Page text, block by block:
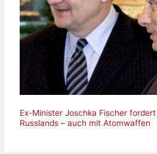
Ex-Minister Joschka Fischer
Russlands – auch mit Atomwaffen